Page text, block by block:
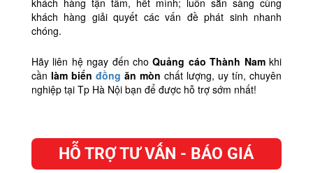
khách hàng tận tâm, hết mình; luôn sẵn sàng cùng
khách hàng giải quyết các vấn đề phát sinh nhanh
chóng.
Hãy liên hệ ngay đến choQuảng cáo Thành Namkhi
cần làm biển đồng ăn mòn chất lượng, uy tín, chuyên
nghiệp tại Tp Hà Nội bạn để được hỗ trợ sớm nhất!
HỖ TRỢ TƯ VẤN - BÁO GIÁ